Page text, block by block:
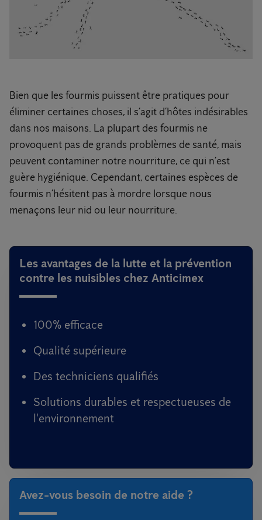
Bien que les fourmis puissent être pratiques pour
éliminer certaines choses, il s’agit d’hôtes indésirables
dans nos maisons. La plupart des fourmis ne
provoquent pas de grands problèmes de santé, mais
peuvent contaminer notre nourriture, ce qui n’est
guère hygiénique. Cependant, certaines espèces de
fourmis n’hésitent pas à mordre lorsque nous
menaçons leur nid ou leur nourriture.
Les avantages de la lutte et la prévention
contre les nuisibles chez Anticimex
100% efficace
Qualité supérieure
Des techniciens qualifiés
Solutions durables et respectueuses de
l'environnement
Avez-vous besoin de notre aide ?